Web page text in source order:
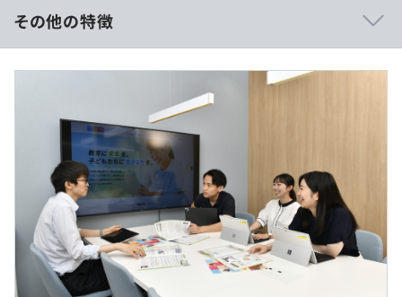
■AI×アダプティブラーニング『すららドリル』
（ https://surala.jp/school/service/drill/
《その他サービス》
■外国人向け日本語学習ICT教材『すらら にほんご』
■海外初等・中等教育向け算数数学ICT教材『Surala
■探究学習ICT教材『Surala Satellyzer』
■認知特性別ICT教材『すらら漢字アドベンチャー』など
■外部研修やセミナーなどの受講機会あり
【想定年収500万～700万】
■賃金形態：月給制
■賃金の決定方法：経験・能力を考慮の上、当社規定によ
り決定いたします。
■月給：約34万〜47万円（固定残業代を含む）
・基本給：約25万～35万円
・固定残業代：45時間分、約9万～12万円（超過分は別途
支給）
その他の特徴